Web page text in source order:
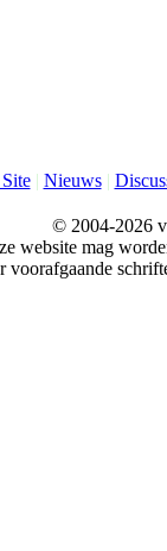
| Nieuws|
© 2004-2026
website mag
voorafgaande